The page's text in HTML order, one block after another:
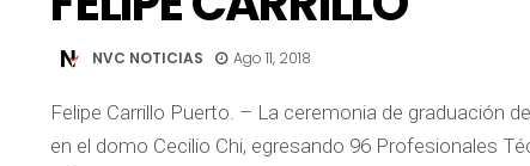
NVC NOTICIAS Ago 11, 2018
Felipe Carrillo Puerto. – La ceremonia de graduación
en el domo Cecilio Chi, egresando 96 Profesionales